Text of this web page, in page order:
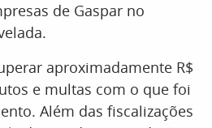
de Gaspar no
aproximadamente R$
e multas com o que foi
Além das fiscalizações